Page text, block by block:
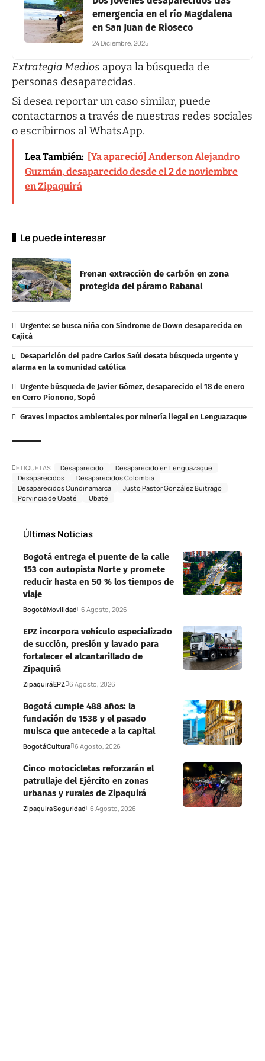
emergencia en el río Magdalena
en San Juan de Rioseco
24 Diciembre, 2025
Extrategia Medios apoya la búsqueda de
personas desaparecidas.
Si desea reportar un caso similar, puede
contactarnos a través de nuestras redes sociales
o escribirnos alWhatsApp.
Lea También:
[Ya apareció] Anderson Alejandro
Guzmán, desaparecido desde el 2 de noviembre
en Zipaquirá
Le puede interesar
Frenan extracción de carbón en zona
protegida del páramo Rabanal
Urgente: se busca niña con Síndrome de Down desaparecida en
Cajicá
Desaparición del padre Carlos Saúl desata búsqueda urgente y
alarma en la comunidad católica
Urgente búsqueda de Javier Gómez, desaparecido el 18 de enero
en Cerro Pionono, Sopó
Graves impactos ambientales por minería ilegal en Lenguazaque
ETIQUETAS: Desaparecido
Desaparecido en Lenguazaque
Desaparecidos
Desaparecidos Colombia
Desaparecidos Cundinamarca
Justo Pastor González Buitrago
Porvincia de Ubaté
Ubaté
Últimas Noticias
Bogotá entrega el puente de la calle
153 con autopista Norte y promete
reducir hasta en 50 % los tiempos de
viaje
BogotáMovilidad 6 Agosto, 2026
EPZ incorpora vehículo especializado
de succión, presión y lavado para
fortalecer el alcantarillado de
Zipaquirá
ZipaquiráEPZ 6 Agosto, 2026
Bogotá cumple 488 años: la
fundación de 1538 y el pasado
muisca que antecede a la capital
BogotáCultura 6 Agosto, 2026
Cinco motocicletas reforzarán el
patrullaje del Ejército en zonas
urbanas y rurales de Zipaquirá
ZipaquiráSeguridad 6 Agosto, 2026